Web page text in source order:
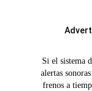
Si el sistema
alertas
frenos a